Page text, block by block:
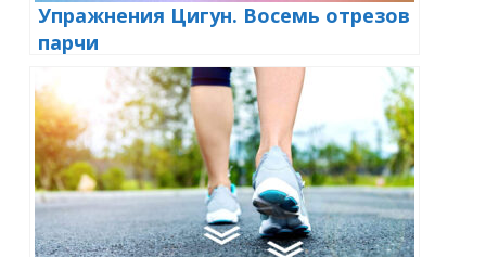
Упражнения Цигун. Восемь отрезов
парчи